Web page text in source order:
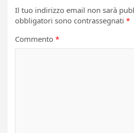
Il tuo indirizzo email non sarà
obbligatori sono contrassegnati *
Commento *